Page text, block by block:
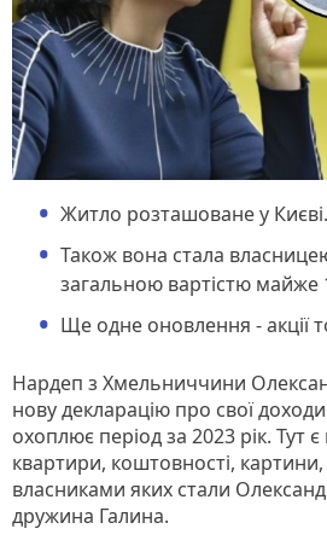
Житло розташоване у Києві.
Також вона стала
загальною вартістю майже
Ще одне оновлення - акції
Нардеп з Хмельниччини
нову декларацію про свої
охоплює період за 2023 рік. Тут є
квартири, коштовності, картини,
власниками яких стали
дружина Галина.